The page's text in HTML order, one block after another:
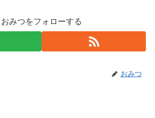
おみつをフォローする
おみつ